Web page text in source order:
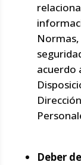
acuerdo
Deber